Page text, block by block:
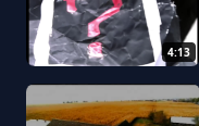
4:13